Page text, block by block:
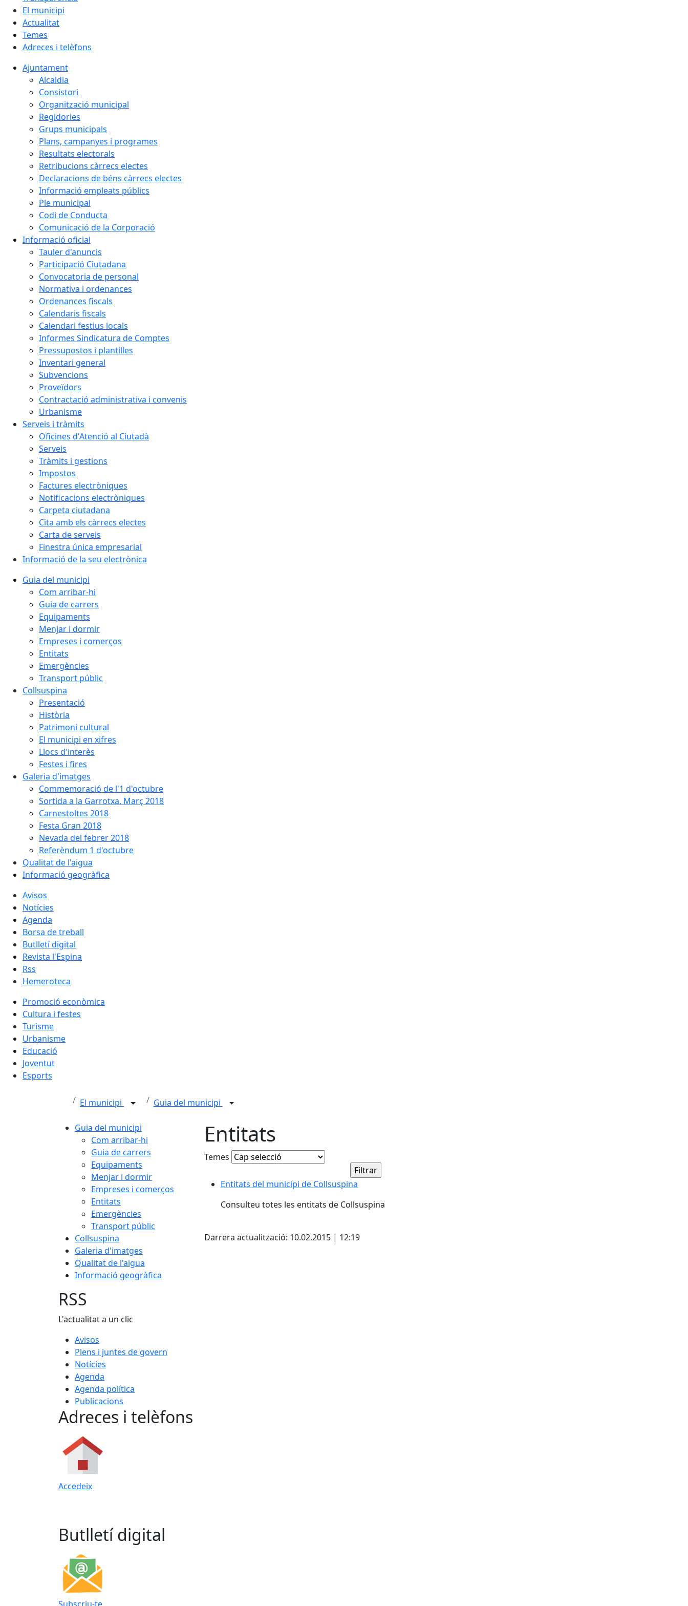
El municipi
Actualitat
Temes
Adreces i telèfons
Ajuntament
Alcaldia
Consistori
Organització municipal
Regidories
Grups municipals
Plans, campanyes i programes
Resultats electorals
Retribucions càrrecs electes
Declaracions de béns càrrecs electes
Informació empleats públics
Ple municipal
Codi de Conducta
Comunicació de la Corporació
Informació oficial
Tauler d'anuncis
Participació Ciutadana
Convocatoria de personal
Normativa i ordenances
Ordenances fiscals
Calendaris fiscals
Calendari festius locals
Informes Sindicatura de Comptes
Pressupostos i plantilles
Inventari general
Subvencions
Proveïdors
Contractació administrativa i convenis
Urbanisme
Serveis i tràmits
Oficines d'Atenció al Ciutadà
Serveis
Tràmits i gestions
Impostos
Factures electròniques
Notificacions electròniques
Carpeta ciutadana
Cita amb els càrrecs electes
Carta de serveis
Finestra única empresarial
Informació de la seu electrònica
Guia del municipi
Com arribar-hi
Guia de carrers
Equipaments
Menjar i dormir
Empreses i comerços
Entitats
Emergències
Transport públic
Collsuspina
Presentació
Història
Patrimoni cultural
El municipi en xifres
Llocs d'interès
Festes i fires
Galeria d'imatges
Commemoració de l'1 d'octubre
Sortida a la Garrotxa. Març 2018
Carnestoltes 2018
Festa Gran 2018
Nevada del febrer 2018
Referèndum 1 d'octubre
Qualitat de l'aigua
Informació geogràfica
Avisos
Notícies
Agenda
Borsa de treball
Butlletí digital
Revista l'Espina
Rss
Hemeroteca
Promoció econòmica
Cultura i festes
Turisme
Urbanisme
Educació
Joventut
Esports
El municipi Guia del municipi
Guia del municipi
Com arribar-hi
Guia de carrers
Equipaments
Menjar i dormir
Empreses i comerços
Entitats
Emergències
Transport públic
Collsuspina
Galeria d'imatges
Qualitat de l'aigua
Informació geogràfica
Entitats
Temes
Entitats del municipi de Collsuspina
Consulteu totes les entitats de Collsuspina
Darrera actualització: 10.02.2015 | 12:19
RSS
L'actualitat a un clic
Avisos
Plens i juntes de govern
Notícies
Agenda
Agenda política
Publicacions
Adreces i telèfons
Accedeix
Butlletí digital